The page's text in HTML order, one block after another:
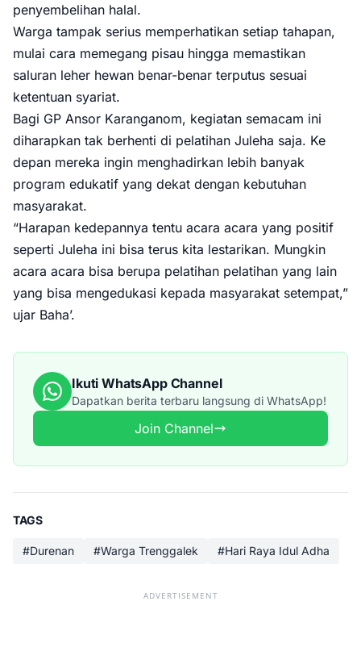
penyembelihan halal.
Warga tampak serius memperhatikan setiap tahapan,
mulai cara memegang pisau hingga memastikan
saluran leher hewan benar-benar terputus sesuai
ketentuan syariat.
Bagi GP Ansor Karanganom, kegiatan semacam ini
diharapkan tak berhenti di pelatihan Juleha saja. Ke
depan mereka ingin menghadirkan lebih banyak
program edukatif yang dekat dengan kebutuhan
masyarakat.
“Harapan kedepannya tentu acara acara yang positif
seperti Juleha ini bisa terus kita lestarikan. Mungkin
acara acara bisa berupa pelatihan pelatihan yang lain
yang bisa mengedukasi kepada masyarakat setempat,”
ujar Baha’.
Ikuti WhatsApp Channel
Dapatkan berita terbaru langsung di WhatsApp!
Join Channel
TAGS
#Durenan #Warga Trenggalek #Hari Raya Idul Adha
ADVERTISEMENT